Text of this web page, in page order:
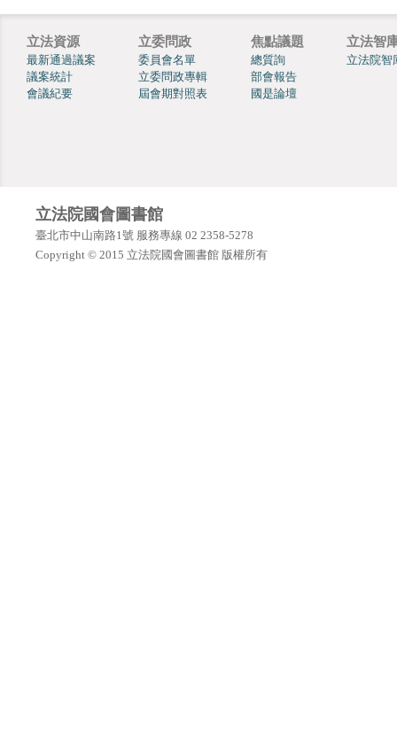
立法資源
最新通過議案
議案統計
會議紀要
立委問政
委員會名單
立委問政專輯
屆會期對照表
焦點議題
總質詢
部會報告
國是論壇
立法智
立法院智
立法院國會圖書館
臺北市中山南路1號 服務專線 02 2358-5278
Copyright © 2015 立法院國會圖書館 版權所有